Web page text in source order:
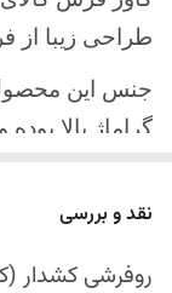
طراحی زیبا
جنس این
گراماژ بالا
چهار گوشه این
نقد و بررسی
روفرشی کشدار